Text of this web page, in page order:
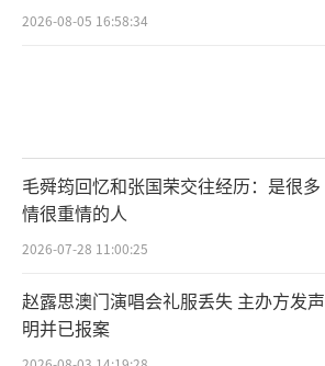
2026-08-05 16:58:34
毛舜筠回忆和张国荣交往经历：是很多
情很重情的人
2026-07-28 11:00:25
赵露思澳门演唱会礼服丢失 主办方发声
明并已报案